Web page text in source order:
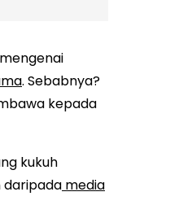
. Sebabnya?
kepada
kukuh
daripada media